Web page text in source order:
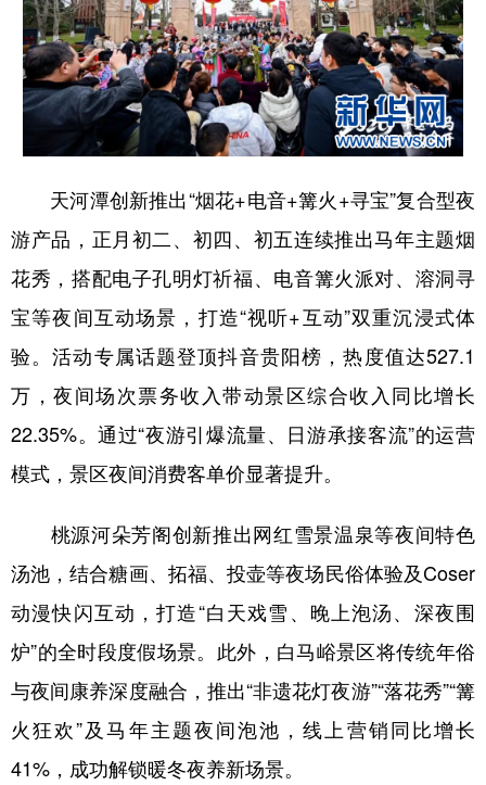
天河潭创新推出“烟花+电音+篝火+寻宝”复合型夜
游产品，正月初二、初四、初五连续推出马年主题烟
花秀，搭配电子孔明灯祈福、电音篝火派对、溶洞寻
宝等夜间互动场景，打造“视听+互动”双重沉浸式体
验。活动专属话题登顶抖音贵阳榜，热度值达527.1
万，夜间场次票务收入带动景区综合收入同比增长
22.35%。通过“夜游引爆流量、日游承接客流”的运营
模式，景区夜间消费客单价显著提升。
桃源河朵芳阁创新推出网红雪景温泉等夜间特色
汤池，结合糖画、拓福、投壶等夜场民俗体验及Coser
动漫快闪互动，打造“白天戏雪、晚上泡汤、深夜围
炉”的全时段度假场景。此外，白马峪景区将传统年俗
与夜间康养深度融合，推出“非遗花灯夜游”“落花秀”“篝
火狂欢”及马年主题夜间泡池，线上营销同比增长
41%，成功解锁暖冬夜养新场景。